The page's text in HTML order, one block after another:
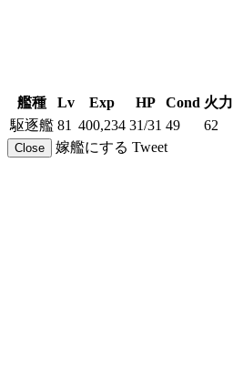
艦種 Lv Exp HP Cond 火力
駆逐艦 81 400,234 31/31 49 62
Close 嫁艦にする Tweet